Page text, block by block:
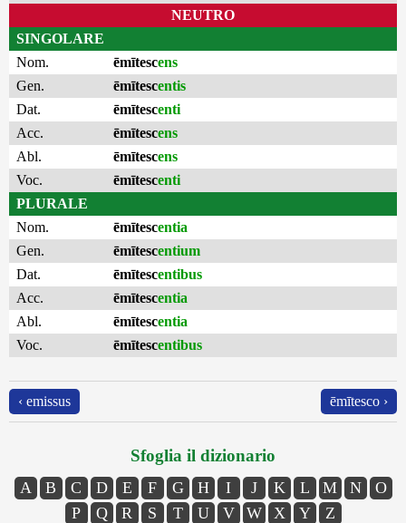
NEUTRO
SINGOLARE
Nom.
ēmītescens
Gen.
ēmītescentis
Dat.
ēmītescenti
Acc.
ēmītescens
Abl.
ēmītescens
Voc.
ēmītescenti
PLURALE
Nom.
ēmītescentia
Gen.
ēmītescentium
Dat.
ēmītescentibus
Acc.
ēmītescentia
Abl.
ēmītescentia
Voc.
ēmītescentibus
‹ emissus ēmītesco ›
Sfoglia il dizionario
A B C D E F G H I J K L M N
O
P
Q R S T U V W X Y Z